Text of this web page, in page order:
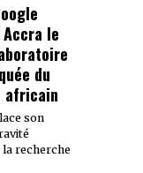
le
du
africain
son
la recherche